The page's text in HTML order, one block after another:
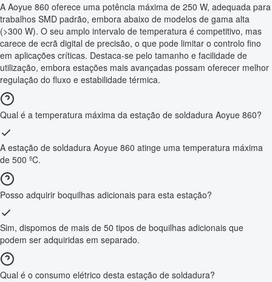
A Aoyue 860 oferece uma potência máxima de 250 W, adequada para
trabalhos SMD padrão, embora abaixo de modelos de gama alta
(>300 W). O seu amplo intervalo de temperatura é competitivo, mas
carece de ecrã digital de precisão, o que pode limitar o controlo fino
em aplicações críticas. Destaca-se pelo tamanho e facilidade de
utilização, embora estações mais avançadas possam oferecer melhor
regulação do fluxo e estabilidade térmica.
Qual é a temperatura máxima da estação de soldadura Aoyue 860?
A estação de soldadura Aoyue 860 atinge uma temperatura máxima
de 500 ºC.
Posso adquirir boquilhas adicionais para esta estação?
Sim, dispomos de mais de 50 tipos de boquilhas adicionais que
podem ser adquiridas em separado.
Qual é o consumo elétrico desta estação de soldadura?